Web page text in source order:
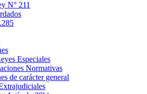
N° 211
Especiales
Normativas
de carácter general